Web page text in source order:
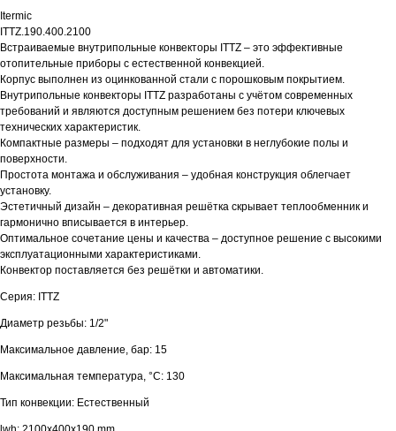
Itermic
ITTZ.190.400.2100
Встраиваемые внутрипольные конвекторы ITTZ – это эффективные
отопительные приборы с естественной конвекцией.
Корпус выполнен из оцинкованной стали с порошковым покрытием.
Внутрипольные конвекторы ITTZ разработаны с учётом современных
требований и являются доступным решением без потери ключевых
технических характеристик.
Компактные размеры – подходят для установки в неглубокие полы и
поверхности.
Простота монтажа и обслуживания – удобная конструкция облегчает
установку.
Эстетичный дизайн – декоративная решётка скрывает теплообменник и
гармонично вписывается в интерьер.
Оптимальное сочетание цены и качества – доступное решение с высокими
эксплуатационными характеристиками.
Конвектор поставляется без решётки и автоматики.
Серия: ITTZ
Диаметр резьбы: 1/2"
Максимальное давление, бар: 15
Максимальная температура, °С: 130
Тип конвекции: Естественный